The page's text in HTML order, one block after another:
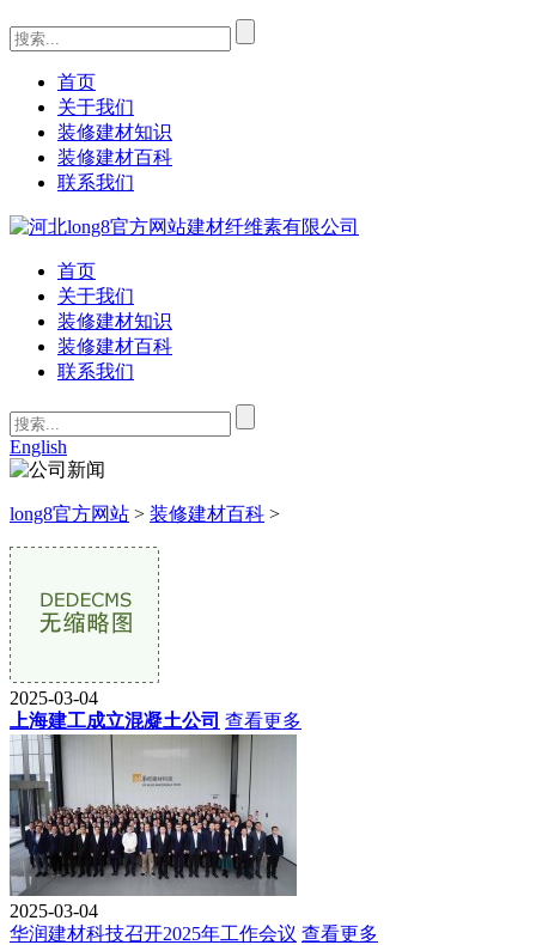
首页
关于我们
装修建材知识
装修建材百科
联系我们
首页
关于我们
装修建材知识
装修建材百科
联系我们
English
long8官方网站 > 装修建材百科 >
2025-03-04
上海建工成立混凝土公司 查看更多
2025-03-04
华润建材科技召开2025年工作会议 查看更多